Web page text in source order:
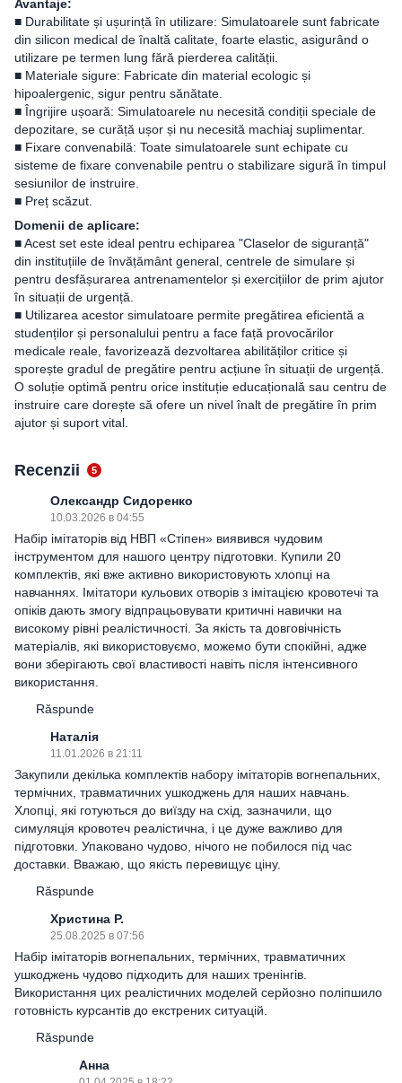
Avantaje:
■ Durabilitate și ușurință în utilizare: Simulatoarele sunt fabricate
din silicon medical de înaltă calitate, foarte elastic, asigurând o
utilizare pe termen lung fără pierderea calității.
■ Materiale sigure: Fabricate din material ecologic și
hipoalergenic, sigur pentru sănătate.
■ Îngrijire ușoară: Simulatoarele nu necesită condiții speciale de
depozitare, se curăță ușor și nu necesită machiaj suplimentar.
■ Fixare convenabilă: Toate simulatoarele sunt echipate cu
sisteme de fixare convenabile pentru o stabilizare sigură în timpul
sesiunilor de instruire.
■ Preț scăzut.
Domenii de aplicare:
■ Acest set este ideal pentru echiparea "Claselor de siguranță"
din instituțiile de învățământ general, centrele de simulare și
pentru desfășurarea antrenamentelor și exercițiilor de prim ajutor
în situații de urgență.
■ Utilizarea acestor simulatoare permite pregătirea eficientă a
studenților și personalului pentru a face față provocărilor
medicale reale, favorizează dezvoltarea abilităților critice și
sporește gradul de pregătire pentru acțiune în situații de urgență.
O soluție optimă pentru orice instituție educațională sau centru de
instruire care dorește să ofere un nivel înalt de pregătire în prim
ajutor și suport vital.
Recenzii 5
Олександр Сидоренко
10.03.2026 в 04:55
Набір імітаторів від НВП «Стіпен» виявився чудовим
інструментом для нашого центру підготовки. Купили 20
комплектів, які вже активно використовують хлопці на
навчаннях. Імітатори кульових отворів з імітацією кровотечі та
опіків дають змогу відпрацьовувати критичні навички на
високому рівні реалістичності. За якість та довговічність
матеріалів, які використовуємо, можемо бути спокійні, адже
вони зберігають свої властивості навіть після інтенсивного
використання.
Răspunde
Наталія
11.01.2026 в 21:11
Закупили декілька комплектів набору імітаторів вогнепальних,
термічних, травматичних ушкоджень для наших навчань.
Хлопці, які готуються до виїзду на схід, зазначили, що
симуляція кровотеч реалістична, і це дуже важливо для
підготовки. Упаковано чудово, нічого не побилося під час
доставки. Вважаю, що якість перевищує ціну.
Răspunde
Христина Р.
25.08.2025 в 07:56
Набір імітаторів вогнепальних, термічних, травматичних
ушкоджень чудово підходить для наших тренінгів.
Використання цих реалістичних моделей серйозно поліпшило
готовність курсантів до екстрених ситуацій.
Răspunde
Анна